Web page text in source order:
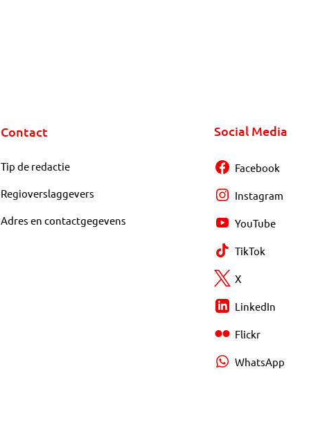
Contact
Tip de redactie
Regioverslaggevers
Adres en contactgegevens
Social Media
Facebook
Instagram
YouTube
TikTok
X
LinkedIn
Flickr
WhatsApp